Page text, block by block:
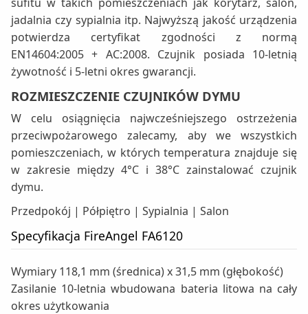
jadalnia czy sypialnia itp. Najwyższą jakość urządzenia
potwierdza certyfikat zgodności z normą
EN14604:2005 + AC:2008. Czujnik posiada 10-letnią
żywotność i 5-letni okres gwarancji.
ROZMIESZCZENIE CZUJNIKÓW DYMU
W celu osiągnięcia najwcześniejszego ostrzeżenia
przeciwpożarowego zalecamy, aby we wszystkich
pomieszczeniach, w których temperatura znajduje się
w zakresie między 4°C i 38°C zainstalować czujnik
dymu.
Przedpokój | Półpiętro | Sypialnia | Salon
Specyfikacja FireAngel FA6120
Wymiary 118,1 mm (średnica) x 31,5 mm (głębokość)
Zasilanie 10-letnia wbudowana bateria litowa na cały
okres użytkowania